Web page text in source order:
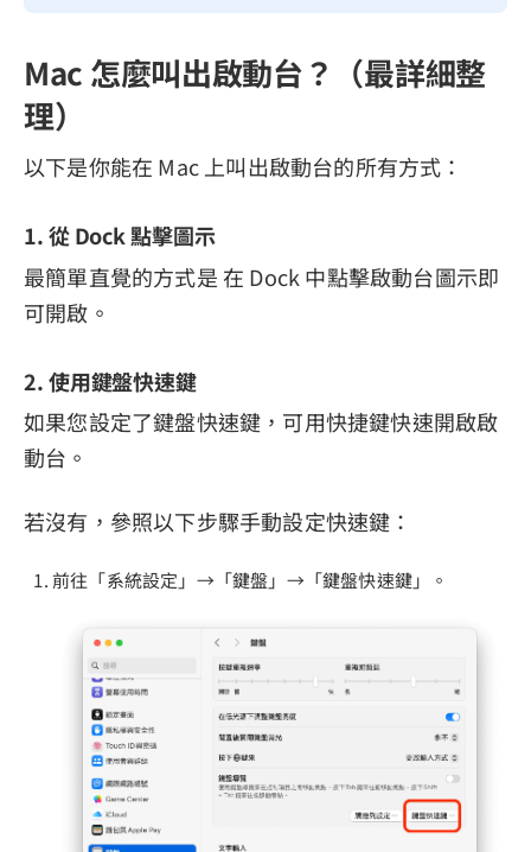
Mac 怎麼叫出啟動台？（最詳細整
理）
以下是你能在 Mac 上叫出啟動台的所有方式：
1. 從 Dock 點擊圖示
最簡單直覺的方式是 在 Dock 中點擊啟動台圖示即
可開啟。
2. 使用鍵盤快速鍵
如果您設定了鍵盤快速鍵，可用快捷鍵快速開啟啟
動台。
若沒有，參照以下步驟手動設定快速鍵：
前往「系統設定」→「鍵盤」→「鍵盤快速鍵」。